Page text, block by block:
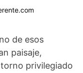
de esos
paisaje,
privilegiado